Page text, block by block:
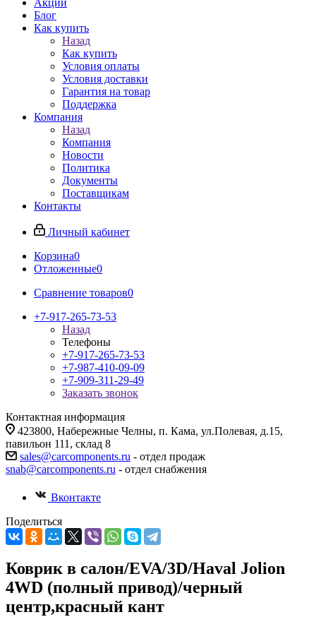
Акции
Блог
Как купить
Назад
Как купить
Условия оплаты
Условия доставки
Гарантия на товар
Поддержка
Компания
Назад
Компания
Новости
Политика
Документы
Поставщикам
Контакты
Личный кабинет
Корзина0
Отложенные0
Сравнение товаров0
+7-917-265-73-53
Назад
Телефоны
+7-917-265-73-53
+7-987-410-09-09
+7-909-311-29-49
Заказать звонок
Контактная информация
423800, Набережные Челны, п. Кама, ул.Полевая, д.15,
павильон 111, склад 8
sales@carcomponents.ru - отдел продаж
snab@carcomponents.ru - отдел снабжения
Вконтакте
Поделиться
Коврик в салон/EVA/3D/Haval Jolion
4WD (полный привод)/черный
центр,красный кант